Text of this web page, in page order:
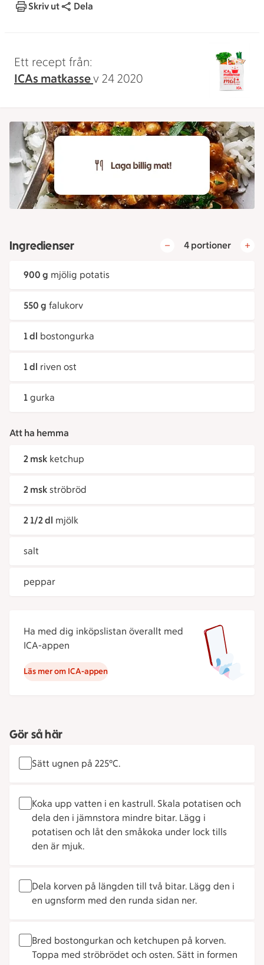
Skriv ut Dela
Ett recept från:
ICAs matkassev 24 2020
Ingredienser 4 portioner
900 g mjölig potatis
550 g falukorv
1 dl bostongurka
1 dl riven ost
1 gurka
Att ha hemma
2 msk ketchup
2 msk ströbröd
2 1/2 dl mjölk
salt
peppar
Ha med dig inköpslistan överallt med
ICA-appen
Läs mer om ICA-appen
Gör så här
Sätt ugnen på 225°C.
Koka upp vatten i en kastrull. Skala potatisen och
dela den i jämnstora mindre bitar. Lägg i
potatisen och låt den småkoka under lock tills
den är mjuk.
Dela korven på längden till två bitar. Lägg den i
en ugnsform med den runda sidan ner.
Bred bostongurkan och ketchupen på korven.
Toppa med ströbrödet och osten. Sätt in formen